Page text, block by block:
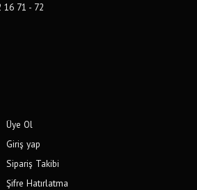
16 71 - 72
Üye Ol
Giriş yap
Sipariş Takibi
Şifre Hatırlatma